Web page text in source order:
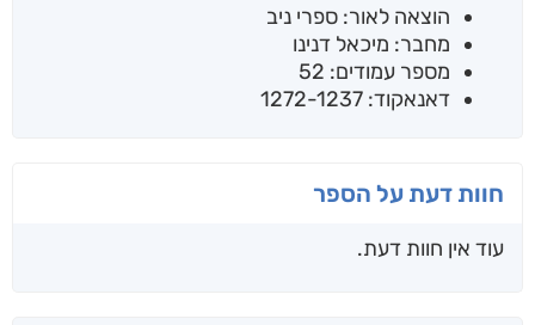
הוצאה לאור: ספרי ניב
מחבר: מיכאל דנינו
מספר עמודים: 52
דאנאקוד: 1272-1237
חוות דעת על הספר
עוד אין חוות דעת.